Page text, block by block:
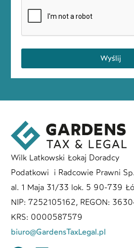
Wyślij
Wilk Latkowski Łokaj Doradcy
Podatkowi i Radcowie Prawni
al. 1 Maja 31/33 lok. 5 90-739
NIP: 7252105162, REGON:
KRS: 0000587579
biuro@GardensTaxLegal.pl